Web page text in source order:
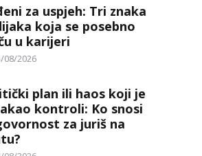
za uspjeh: Tri znaka
koja se posebno
u karijeri
08/2026
plan ili haos koji je
kontroli: Ko snosi
za juriš na